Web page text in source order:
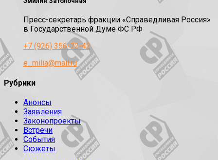
Пресс-секретарь фракции «Справедливая Россия»
в Государственной Думе ФС РФ
+7 (926) 356-72-42
e_milia@mail.ru
Рубрики
Анонсы
Заявления
Законопроекты
Встречи
События
Сюжеты